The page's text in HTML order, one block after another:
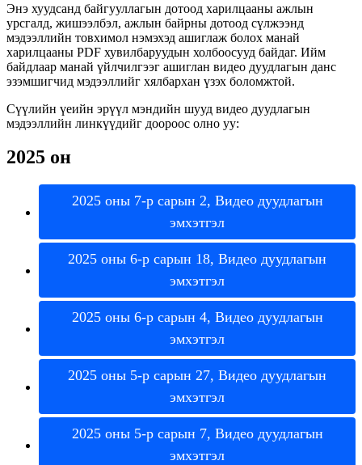
Энэ хуудсанд байгууллагын дотоод харилцааны ажлын
урсгалд, жишээлбэл, ажлын байрны дотоод сүлжээнд
мэдээллийн товхимол нэмэхэд ашиглаж болох манай
харилцааны PDF хувилбаруудын холбоосууд байдаг. Ийм
байдлаар манай үйлчилгээг ашиглан видео дуудлагын данс
эзэмшигчид мэдээллийг хялбархан үзэх боломжтой.
Сүүлийн үеийн эрүүл мэндийн шууд видео дуудлагын
мэдээллийн линкүүдийг доороос олно уу:
2025 он
2025 оны 7-р сарын 2, Видео дуудлагын
эмхэтгэл
2025 оны 6-р сарын 18, Видео дуудлагын
эмхэтгэл
2025 оны 6-р сарын 4, Видео дуудлагын
эмхэтгэл
2025 оны 5-р сарын 27, Видео дуудлагын
эмхэтгэл
2025 оны 5-р сарын 7, Видео дуудлагын
эмхэтгэл